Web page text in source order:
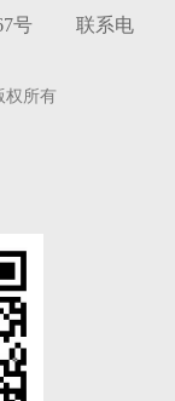
267号 联系电
权所有